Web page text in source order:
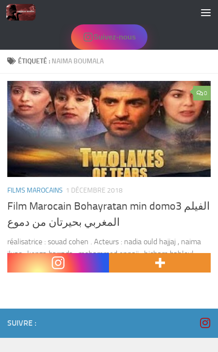
Skip to content
Suivez-nous
ÉTIQUETÉ : NAIMA BOUMALA
0
FILMS MAROCAINS 1 DÉCEMBRE 2018
Film Marocain Bohayratan min domo3 الفيلم
المغربي بحيرتان من دموع
réalisatrice : souad cohen . Acteurs : nadia ould hajjaj , naima
ilyas , kenza barrada , mohammed ennaji , hicham bahloul ,
amina ahrif , rim amzil , fatima tihihit , salah ben...
SUIVRE :